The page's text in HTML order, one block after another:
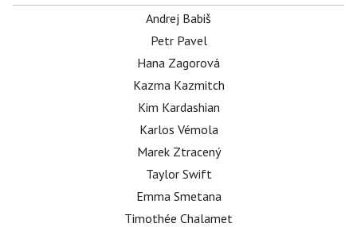
Andrej Babiš
Petr Pavel
Hana Zagorová
Kazma Kazmitch
Kim Kardashian
Karlos Vémola
Marek Ztracený
Taylor Swift
Emma Smetana
Timothée Chalamet